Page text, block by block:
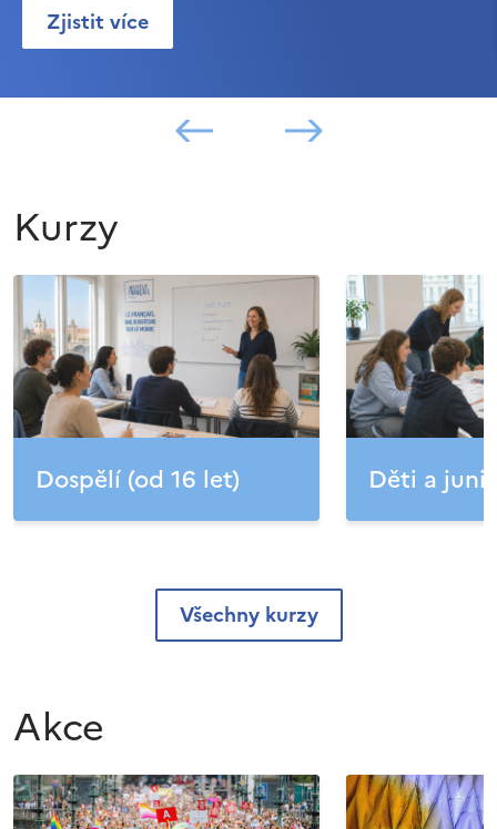
Zjistit více
Kurzy
Dospělí (od 16 let) Děti a
Všechny kurzy
Akce